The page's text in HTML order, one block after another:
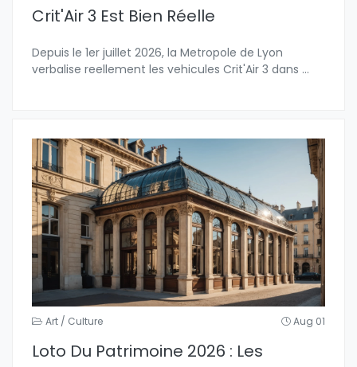
Crit'Air 3 Est Bien Réelle
Depuis le 1er juillet 2026, la Metropole de Lyon
verbalise reellement les vehicules Crit'Air 3 dans ...
Art / Culture Aug 01
Loto Du Patrimoine 2026 : Les